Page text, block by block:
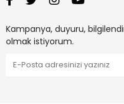
Kampanya, duyuru,
olmak istiyorum.